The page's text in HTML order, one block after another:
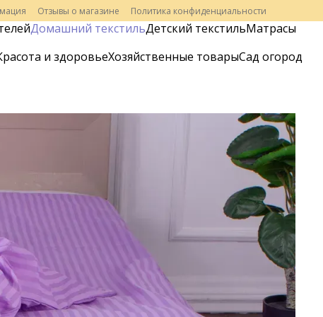
Отзывы о магазине Политика конфиденциальности
Домашний текстильДетский текстильМатрасы
и здоровьеХозяйственные товарыСад огород